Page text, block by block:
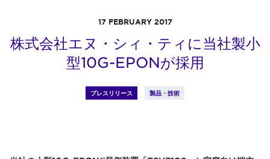
17 FEBRUARY 2017
株式会社エヌ・シィ・ティに当社製小
型10G-EPONが採用
プレスリリース 製品・技術